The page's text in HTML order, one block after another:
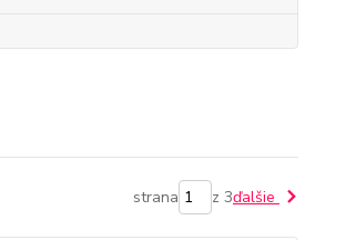
strana z 3ďalšie